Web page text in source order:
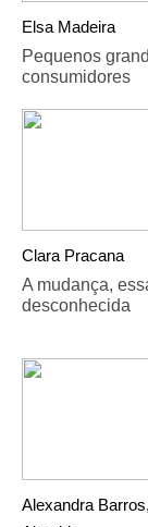
Elsa Madeira
Pequenos
consumidores
Clara Pracana
A mudança,
desconhecida
Alexandra